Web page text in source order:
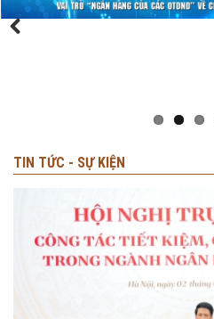
TIN TỨC - SỰ KIỆN